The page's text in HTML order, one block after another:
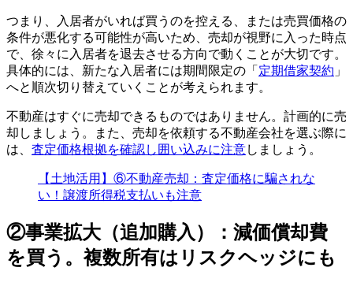
つまり、入居者がいれば買うのを控える、または売買価格の
条件が悪化する可能性が高いため、売却が視野に入った時点
で、徐々に入居者を退去させる方向で動くことが大切です。
具体的には、新たな入居者には期間限定の「 定期借家契約 」
へと順次切り替えていくことが考えられます。
不動産はすぐに売却できるものではありません。計画的に売
却しましょう。また、売却を依頼する不動産会社を選ぶ際に
は、 査定価格根拠を確認し囲い込みに注意しましょう。
【土地活用】⑥不動産売却：査定価格に騙されな
い！譲渡所得税支払いも注意
②事業拡大（追加購入）：減価償却費
を買う。複数所有はリスクヘッジにも